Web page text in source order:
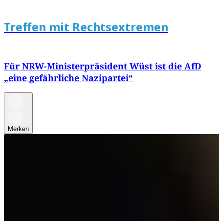
Treffen mit Rechtsextremen
Für NRW-Ministerpräsident Wüst ist die AfD
„eine gefährliche Nazipartei“
Merken